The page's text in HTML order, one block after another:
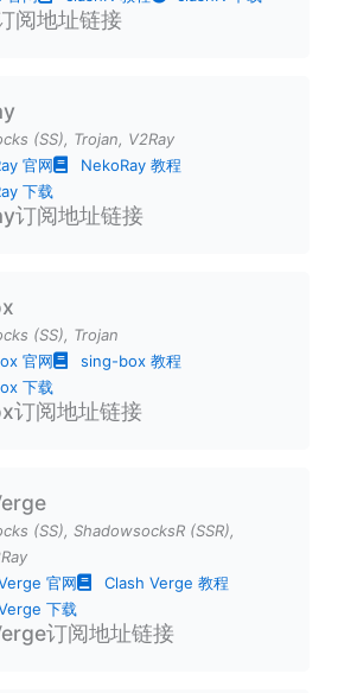
阅地址链接
(SS), Trojan, V2Ray
官网
NekoRay 教程
下载
订阅地址链接
(SS), Trojan
官网
sing-box 教程
下载
订阅地址链接
(SS), ShadowsocksR (SSR),
官网
Clash Verge 教程
下载
订阅地址链接